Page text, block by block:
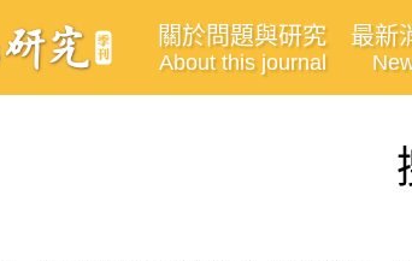
關於問題與研究
About this journal
最新